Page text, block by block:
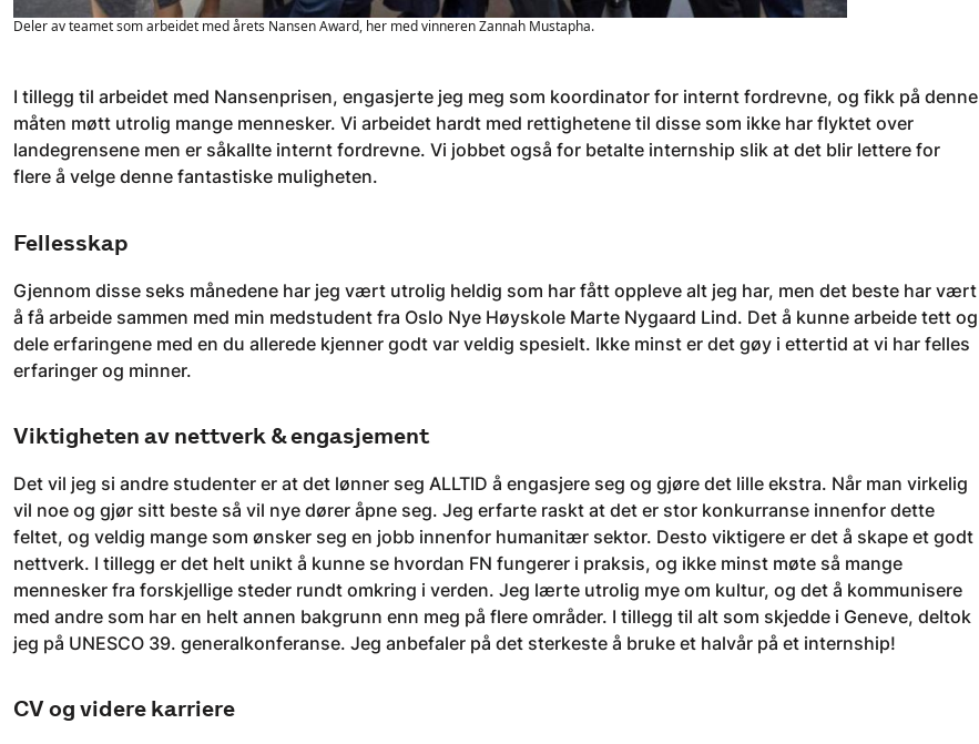
Deler av teamet som arbeidet med årets Nansen Award, her med vinneren Zannah Mustapha.
I tillegg til arbeidet med Nansenprisen, engasjerte jeg meg som koordinator for internt fordrevne, og fikk på denne
måten møtt utrolig mange mennesker. Vi arbeidet hardt med rettighetene til disse som ikke har flyktet over
landegrensene men er såkallte internt fordrevne. Vi jobbet også for betalte internship slik at det blir lettere for
flere å velge denne fantastiske muligheten.
Fellesskap
Gjennom disse seks månedene har jeg vært utrolig heldig som har fått oppleve alt jeg har, men det beste har vært
å få arbeide sammen med min medstudent fra Oslo Nye Høyskole Marte Nygaard Lind. Det å kunne arbeide tett og
dele erfaringene med en du allerede kjenner godt var veldig spesielt. Ikke minst er det gøy i ettertid at vi har felles
erfaringer og minner.
Viktigheten av nettverk & engasjement
Det vil jeg si andre studenter er at det lønner seg ALLTID å engasjere seg og gjøre det lille ekstra. Når man virkelig
vil noe og gjør sitt beste så vil nye dører åpne seg. Jeg erfarte raskt at det er stor konkurranse innenfor dette
feltet, og veldig mange som ønsker seg en jobb innenfor humanitær sektor. Desto viktigere er det å skape et godt
nettverk. I tillegg er det helt unikt å kunne se hvordan FN fungerer i praksis, og ikke minst møte så mange
mennesker fra forskjellige steder rundt omkring i verden. Jeg lærte utrolig mye om kultur, og det å kommunisere
med andre som har en helt annen bakgrunn enn meg på flere områder. I tillegg til alt som skjedde i Geneve, deltok
jeg på UNESCO 39. generalkonferanse. Jeg anbefaler på det sterkeste å bruke et halvår på et internship!
CV og videre karriere